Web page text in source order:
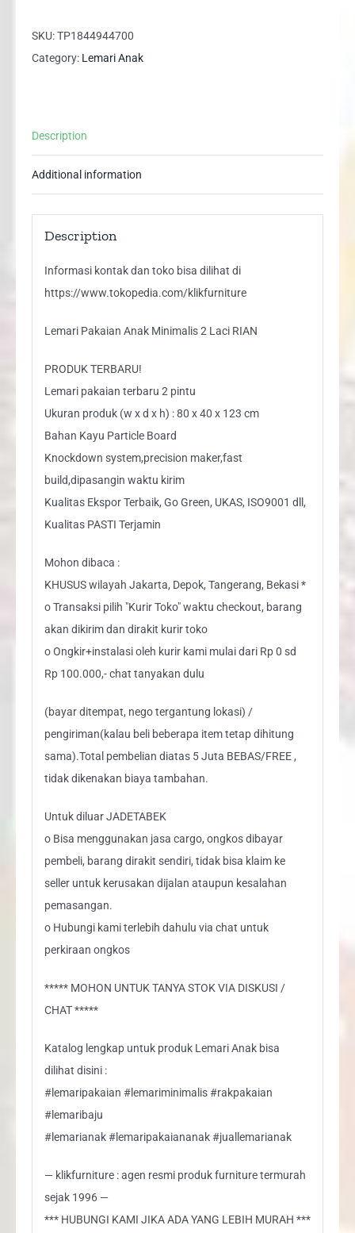
Minimalis
2
SKU:TP1844944700
Category: Lemari Anak
Description
Additional information
Description
Informasi kontak dan toko bisa dilihat di
https://www.tokopedia.com/klikfurniture
Lemari Pakaian Anak Minimalis 2 Laci RIAN
PRODUK TERBARU!
Lemari pakaian terbaru 2 pintu
Ukuran produk (w x d x h) : 80 x 40 x 123 cm
Bahan Kayu Particle Board
Knockdown system,precision maker,fast
build,dipasangin waktu kirim
Kualitas Ekspor Terbaik, Go Green, UKAS, ISO9001 dll,
Kualitas PASTI Terjamin
Mohon dibaca :
KHUSUS wilayah Jakarta, Depok, Tangerang, Bekasi *
o Transaksi pilih "Kurir Toko" waktu checkout, barang
akan dikirim dan dirakit kurir toko
o Ongkir+instalasi oleh kurir kami mulai dari Rp 0 sd
Rp 100.000,- chat tanyakan dulu
(bayar ditempat, nego tergantung lokasi) /
pengiriman(kalau beli beberapa item tetap dihitung
sama).Total pembelian diatas 5 Juta BEBAS/FREE ,
tidak dikenakan biaya tambahan.
Untuk diluar JADETABEK
o Bisa menggunakan jasa cargo, ongkos dibayar
pembeli, barang dirakit sendiri, tidak bisa klaim ke
seller untuk kerusakan dijalan ataupun kesalahan
pemasangan.
o Hubungi kami terlebih dahulu via chat untuk
perkiraan ongkos
***** MOHON UNTUK TANYA STOK VIA DISKUSI /
CHAT *****
Katalog lengkap untuk produk Lemari Anak bisa
dilihat disini :
#lemaripakaian #lemariminimalis #rakpakaian
#lemaribaju
#lemarianak #lemaripakaiananak #juallemarianak
— klikfurniture : agen resmi produk furniture termurah
sejak 1996 —
*** HUBUNGI KAMI JIKA ADA YANG LEBIH MURAH ***